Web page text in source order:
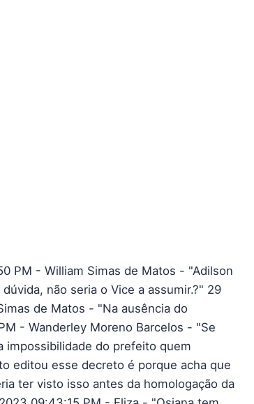
PM - William Simas de Matos - "Adilson
não seria o Vice a assumir.?" 29
de Matos - "Na ausência do
- Wanderley Moreno Barcelos - "Se
do prefeito quem
editou esse decreto é porque acha que
ter visto isso antes da homologação da